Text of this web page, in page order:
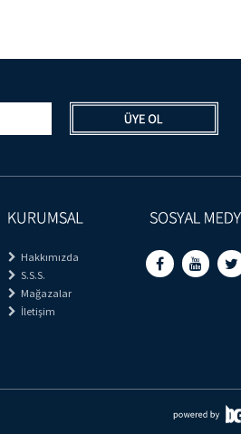
Hakkımızda
S.S.S.
Mağazalar
İletişim